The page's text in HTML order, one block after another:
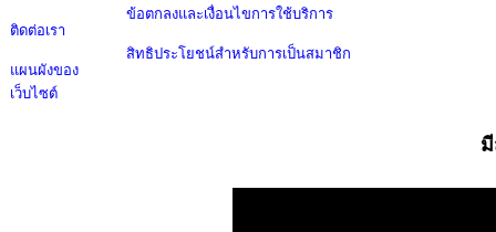
ติดต่อเรา
แผนผังของ
เว็บไซต์
ข้อตกลงและเงื่อนไขการใช้บริการ
สิทธิประโยชน์สำหรับการเป็นสมาชิก